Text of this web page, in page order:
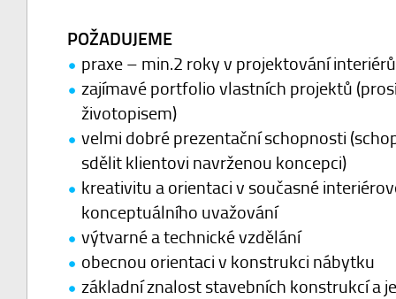
POŽADUJEME
praxe – min.2 roky v projektování interiérů
zajímavé portfolio vlastních projektů
životopisem)
velmi dobré prezentační schopnosti
sdělit klientovi navrženou koncepci)
kreativitu a orientaci v současné
konceptuálního uvažování
výtvarné a technické vzdělání
obecnou orientaci v konstrukci nábytku
základní znalost stavebních konstrukcí a